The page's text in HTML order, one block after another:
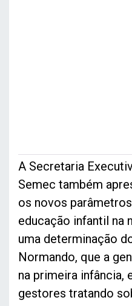
A Secretaria
Semec também
os novos
educação infantil na
uma determinação
Normando, que a
na primeira infância,
gestores tratando